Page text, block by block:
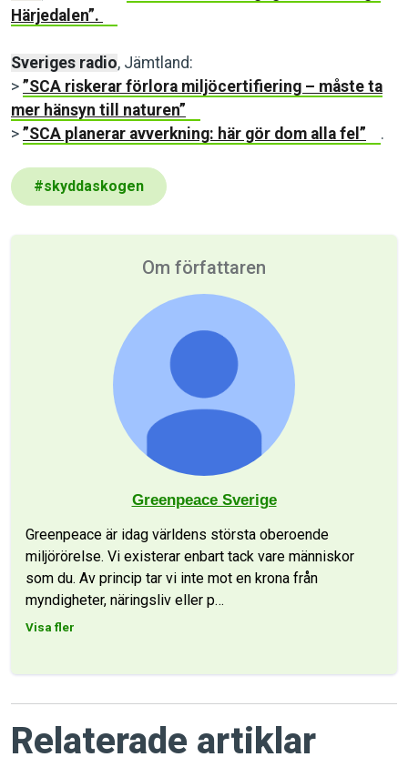
Härjedalen”.
Sveriges radio, Jämtland:
> ”SCA riskerar förlora miljöcertifiering – måste ta
mer hänsyn till naturen”
> ”SCA planerar avverkning: här gör dom alla fel” .
#skyddaskogen
Om författaren
Greenpeace Sverige
Greenpeace är idag världens största oberoende
miljörörelse. Vi existerar enbart tack vare människor
som du. Av princip tar vi inte mot en krona från
myndigheter, näringsliv eller p…
Visa fler
Relaterade artiklar